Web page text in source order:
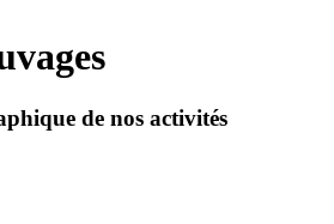
de nos activités